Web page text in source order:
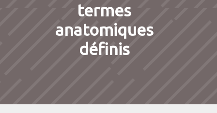
termes
anatomiques
définis